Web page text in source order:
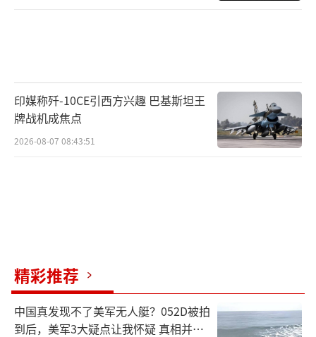
印媒称歼-10CE引西方兴趣 巴基斯坦王
牌战机成焦点
2026-08-07 08:43:51
精彩推荐
中国真发现不了美军无人艇？052D被拍
到后，美军3大疑点让我怀疑 真相并非